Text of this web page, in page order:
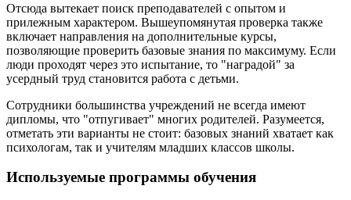
Отсюда вытекает поиск преподавателей с опытом и
прилежным характером. Вышеупомянутая проверка также
включает направления на дополнительные курсы,
позволяющие проверить базовые знания по максимуму. Если
люди проходят через это испытание, то "наградой" за
усердный труд становится работа с детьми.
Сотрудники большинства учреждений не всегда имеют
дипломы, что "отпугивает" многих родителей. Разумеется,
отметать эти варианты не стоит: базовых знаний хватает как
психологам, так и учителям младших классов школы.
Используемые программы обучения